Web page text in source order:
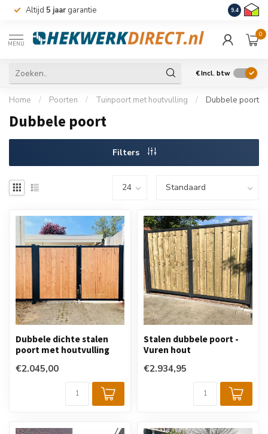
Altijd 5 jaargarantie Levering
9.4
MENU
0
€Incl. btw
Home / Poorten / Tuinpoort met houtvulling / Dubbele poort
Dubbele poort
Filters
Dubbele dichte stalen
poort met houtvulling
€2.045,00
Stalen dubbele poort -
Vuren hout
€2.934,95